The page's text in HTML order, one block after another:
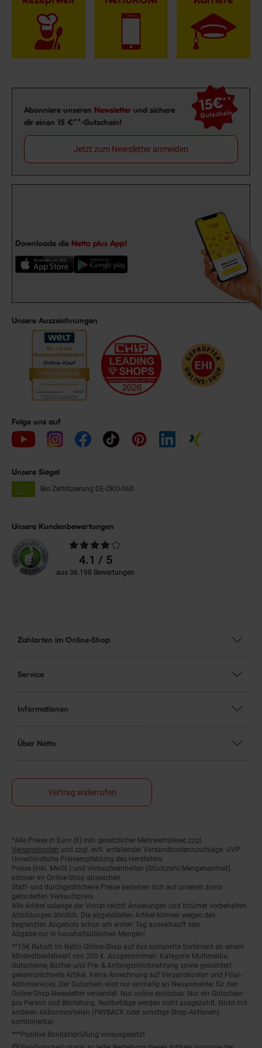
Newsletter Anmeldung
Abonniere unseren Newsletter und sichere
dir einen 15 €**-Gutschein!
15€**
Gutschein
Jetzt zum Newsletter anmelden
Downloade die Netto plus App!
Unsere Auszeichnungen
Folge uns auf
Unsere Siegel
Bio Zertifizierung DE-ÖKO-060
Unsere Kundenbewertungen
Durchschnittliche
Bewertungen4.1 / 5
aus 36.198 Bewertungen
Zahlarten im Online-Shop
Service
Informationen
Über Netto
Vertrag widerrufen
Fußnoten
*Alle Preise in Euro (€) inkl. gesetzlicher Mehrwertsteuer, zzgl.
Versandkosten und zzgl. evtl. anfallender Versandkostenzuschläge. UVP:
Unverbindliche Preisempfehlung des Herstellers.
Preise (inkl. MwSt.) und Verkaufseinheiten (Stückzahl/Mengeneinheit)
können im Online-Shop abweichen.
Statt- und durchgestrichene Preise beziehen sich auf unseren zuvor
geforderten Verkaufspreis.
Alle Artikel solange der Vorrat reicht! Änderungen und Irrtümer vorbehalten.
Abbildungen ähnlich. Die abgebildeten Artikel können wegen des
begrenzten Angebots schon am ersten Tag ausverkauft sein.
Abgabe nur in haushaltsüblichen Mengen!
**15€ Rabatt im Netto Online-Shop auf das komplette Sortiment ab einem
Mindestbestellwert von 200 €. Ausgenommen: Kategorie Multimedia,
Gutscheine, Bücher und Pre- & Anfangsmilchnahrung sowie gesondert
gekennzeichnete Artikel. Keine Anrechnung auf Versandkosten und Filial-
Abholservices. Der Gutschein wird nur einmalig an Neuanmelder für den
Online-Shop-Newsletter versendet. Nur online einlösbar. Nur ein Gutschein
pro Person und Bestellung. Restbeträge werden nicht ausgezahlt. Nicht mit
anderen Aktionsvorteilen (PAYBACK oder sonstige Shop-Aktionen)
kombinierbar.
***Positive Bonitätsprüfung vorausgesetzt
²⁰Filial-Gutschein gratis zu jeder Bestellung dieses Artikels (solange der